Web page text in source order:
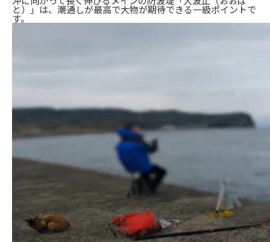
と）」は、潮通しが最高で大物が期待できる一級ポイントで
す。
1. 大川漁港の基本情報・アクセス
2. 大川漁港で釣れる魚
3. 大川漁港の釣り場環境（ポイント紹介）
4. 駐車場とトイレについて
まとめ：大阪で豊かな海を満喫できる大川漁港！